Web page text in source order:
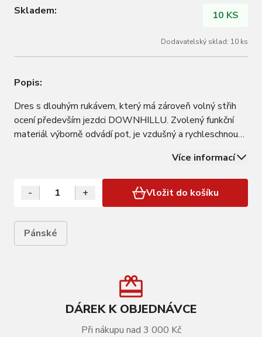
Skladem: 10 KS
Dodavatelský sklad: 10 ks
Popis:
Dres s dlouhým rukávem, který má zároveň volný střih
ocení především jezdci DOWNHILLU. Zvolený funkční
materiál výborně odvádí pot, je vzdušný a rychleschnoucí.
+20 °C materiál: 100% polyester na tomto dresu
nedoporučujeme vozit batoh kvůli…
Více informací
- + Vložit do košíku
Pánské
DÁREK K OBJEDNÁVCE
Při nákupu nad 3 000 Kč